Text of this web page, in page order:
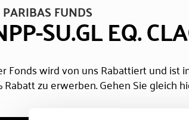
FUNDS
SU.GL EQ.
Fonds wird von uns Rabattiert und ist
Rabatt zu erwerben. Gehen Sie gleich